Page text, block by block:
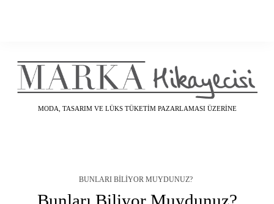
MODA, TASARIM VE LÜKS TÜKETIM PAZARLAMASI ÜZERINE
BUNLARI BILIYOR MUYDUNUZ?